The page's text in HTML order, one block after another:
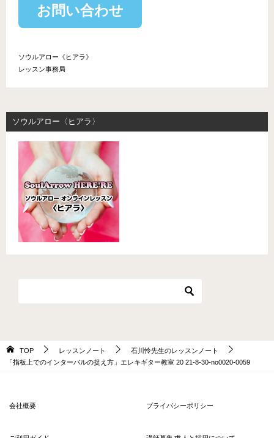
お問い合わせ
ソウルアロー《ヒアラ》
レッスン事務局
ソウルアロー〈ヒアラ〉
TOP レッスンノート
石川怜先生のレッスンノート
「指板上でのインターバルの捉え方」エレキギター教室 20 21-8-30-no0020-0059
会社概要 プライバシーポリシー